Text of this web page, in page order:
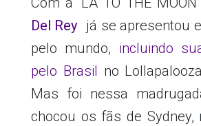
Del Rey já se apresentou
pelo mundo, incluindo
pelo Brasil no
Mas foi nessa
chocou os fãs de Sydney,